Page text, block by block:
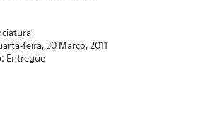
feira, 30 Março, 2011
Entregue